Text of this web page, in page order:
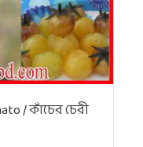
/ কাঁচের চেরী